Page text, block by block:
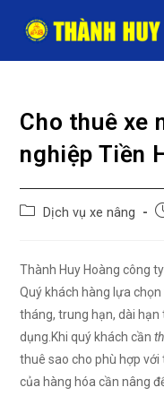
Cho thuê xe
nghiệp Tiền
PostDịch vụ xe nâng
Thành Huy Hoàng công
Quý khách hàng lựa
tháng, trung hạn, dài
dụng.Khi quý khách cần
thuê sao cho phù hợp
của hàng hóa cần nâng